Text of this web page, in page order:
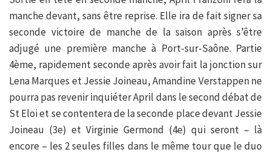
manche devant, sans être reprise. Elle ira de fait signer sa
seconde victoire de manche de la saison après s’être
adjugé une première manche à Port-sur-Saône. Partie
4ème, rapidement seconde après avoir fait la jonction sur
Lena Marques et Jessie Joineau, Amandine Verstappen ne
pourra pas revenir inquiéter April dans le second débat de
St Eloi et se contentera de la seconde place devant Jessie
Joineau (3e) et Virginie Germond (4e) qui seront – là
encore – les 2 seules filles dans le même tour que le duo